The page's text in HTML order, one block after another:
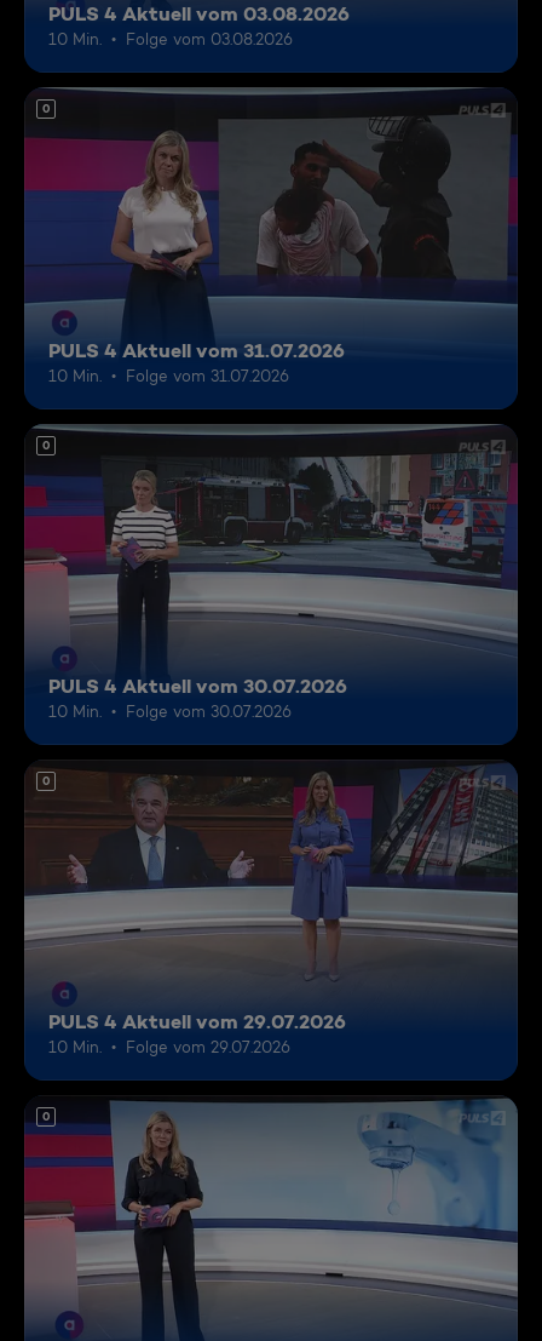
PULS 4 Aktuell vom 03.08.2026
10 Min. Folge vom 03.08.2026
0
PULS 4 Aktuell vom 31.07.2026
10 Min. Folge vom 31.07.2026
0
PULS 4 Aktuell vom 30.07.2026
10 Min. Folge vom 30.07.2026
0
PULS 4 Aktuell vom 29.07.2026
10 Min. Folge vom 29.07.2026
0